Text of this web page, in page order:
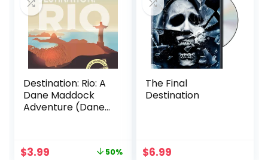
Destination: Rio: A
Dane Maddock
Adventure (Dane
Original
$3.99 50%
The Final
Destination
$6.99